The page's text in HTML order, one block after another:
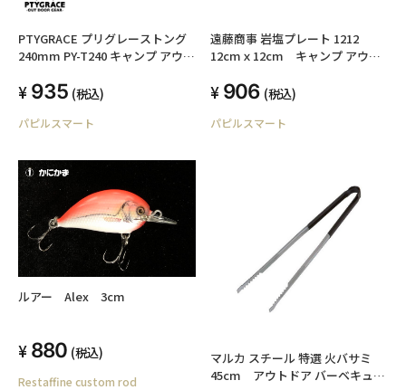
PTYGRACE プリグレーストング
240mm PY-T240 キャンプ アウト
レース
935 (税込)
パピルスマート
遠藤商事 岩塩プレート 1212
12cmｘ12cm キャンプ アウト
906 (税込)
パピルスマート
ルアー Alex 3cm
880 (税込)
Restaffine custom rod
マルカ スチール 特選 火バサミ
45cm アウトドア バーベキュ